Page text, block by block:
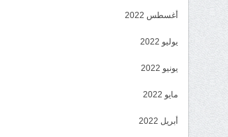
أغسطس 2022
يوليو 2022
يونيو 2022
مايو 2022
أبريل 2022